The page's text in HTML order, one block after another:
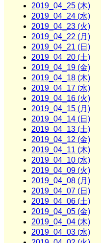
2019_04_25 (木)
2019_04_24 (水)
2019_04_23 (火)
2019_04_22 (月)
2019_04_21 (日)
2019_04_20 (土)
2019_04_19 (金)
2019_04_18 (木)
2019_04_17 (水)
2019_04_16 (火)
2019_04_15 (月)
2019_04_14 (日)
2019_04_13 (土)
2019_04_12 (金)
2019_04_11 (木)
2019_04_10 (水)
2019_04_09 (火)
2019_04_08 (月)
2019_04_07 (日)
2019_04_06 (土)
2019_04_05 (金)
2019_04_04 (木)
2019_04_03 (水)